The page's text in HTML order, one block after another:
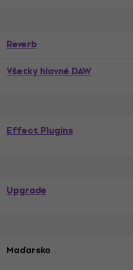
Reverb
Všetky hlavné DAW
Effect Plugins
Upgrade
Maďarsko